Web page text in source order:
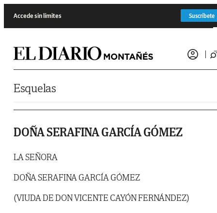
Accede sin límites Suscríbete
Esquelas
DOÑA SERAFINA GARCÍA GÓMEZ
LA SEÑORA
DOÑA SERAFINA GARCÍA GÓMEZ
(VIUDA DE DON VICENTE CAYÓN FERNÁNDEZ)